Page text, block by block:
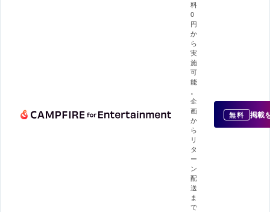
料
0
円
か
ら
実
施
可
能
企
画
か
ら
リ
タ
ー
ン
配
送
ま
で
無料 掲載